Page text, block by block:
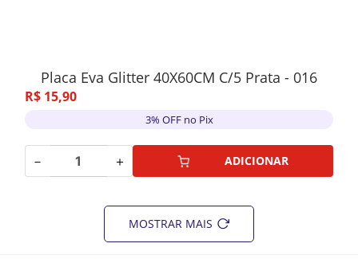
Placa Eva Glitter 40X60CM C/5 Prata - 016
R$ 15,90
3% OFF no Pix
－ ＋ ADICIONAR
MOSTRAR MAIS